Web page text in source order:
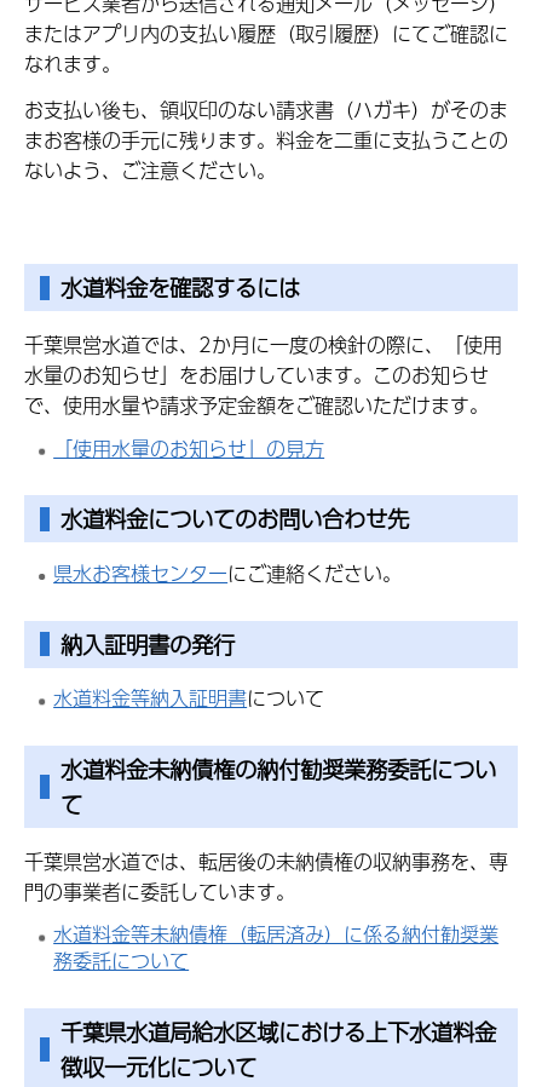
またはアプリ内の支払い履歴（取引履歴）にてご確認に
なれます。
お支払い後も、領収印のない請求書（ハガキ）がそのま
まお客様の手元に残ります。料金を二重に支払うことの
ないよう、ご注意ください。
水道料金を確認するには
千葉県営水道では、2か月に一度の検針の際に、「使用
水量のお知らせ」をお届けしています。このお知らせ
で、使用水量や請求予定金額をご確認いただけます。
「使用水量のお知らせ」の見方
水道料金についてのお問い合わせ先
県水お客様センターにご連絡ください。
納入証明書の発行
水道料金等納入証明書について
水道料金未納債権の納付勧奨業務委託につい
て
千葉県営水道では、転居後の未納債権の収納事務を、専
門の事業者に委託しています。
水道料金等未納債権（転居済み）に係る納付勧奨業
務委託について
千葉県水道局給水区域における上下水道料金
徴収一元化について